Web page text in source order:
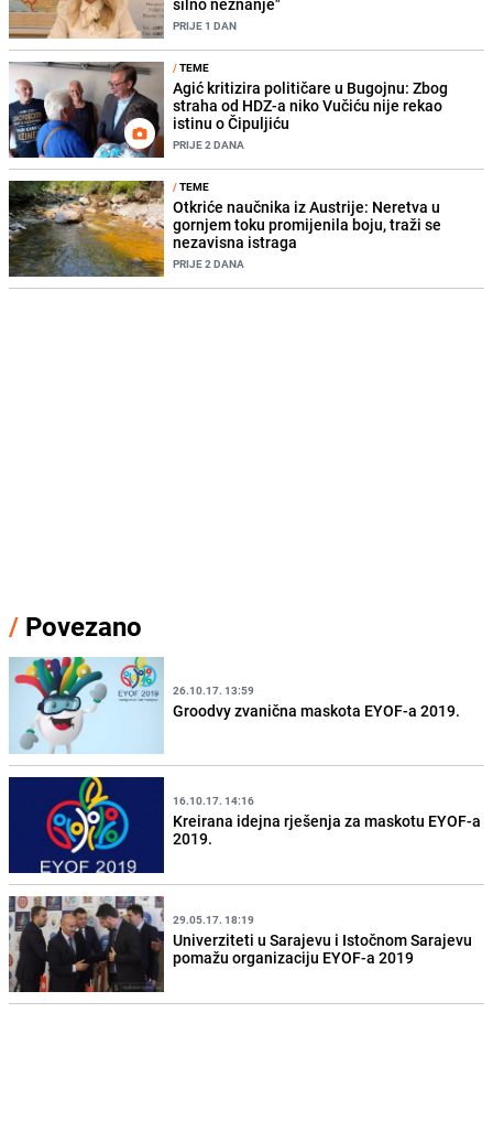
PRIJE 1 DAN
/TEME
Agić kritizira političare u Bugojnu: Zbog
straha od HDZ-a niko Vučiću nije rekao
istinu o Čipuljiću
PRIJE 2 DANA
/TEME
Otkriće naučnika iz Austrije: Neretva u
gornjem toku promijenila boju, traži se
nezavisna istraga
PRIJE 2 DANA
/ Povezano
26.10.17. 13:59
Groodvy zvanična maskota EYOF-a 2019.
16.10.17. 14:16
Kreirana idejna rješenja za maskotu EYOF-a
2019.
29.05.17. 18:19
Univerziteti u Sarajevu i Istočnom Sarajevu
pomažu organizaciju EYOF-a 2019